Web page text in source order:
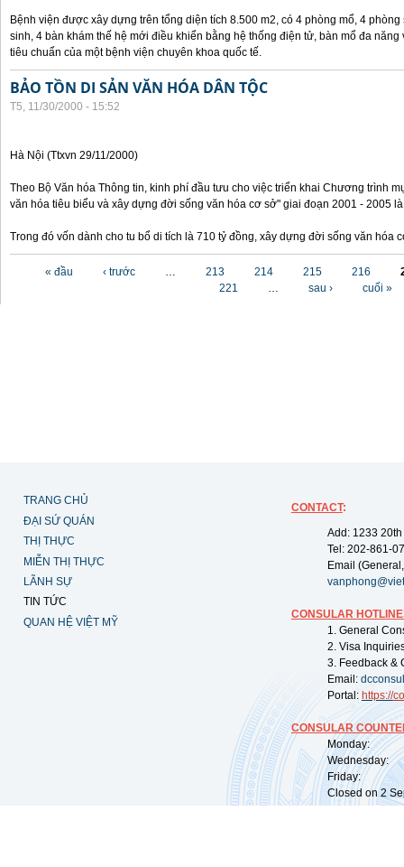
Bệnh viện được xây dựng trên tổng diện tích 8.500 m2, có 4 phòng mổ, 4
sinh, 4 bàn khám thế hệ mới điều khiển bằng hệ thống điện tử, bàn mổ đa
tiêu chuẩn của một bệnh viện chuyên khoa quốc tế.
BẢO TỒN DI SẢN VĂN HÓA DÂN TỘC
T5, 11/30/2000 - 15:52
Hà Nội (Ttxvn 29/11/2000)
Theo Bộ Văn hóa Thông tin, kinh phí đầu tưu cho việc triển khai Chương trình
văn hóa tiêu biểu và xây dựng đời sống văn hóa cơ sở" giai đoạn 2001 - 2005
Trong đó vốn dành cho tu bổ di tích là 710 tỷ đồng, xây dựng đời sống văn hóa
« đầu ‹ trước … 213 214 215 216
221
… sau › cuối »
TRANG CHỦ
ĐẠI SỨ QUÁN
THỊ THỰC
MIỄN THỊ THỰC
LÃNH SỰ
TIN TỨC
QUAN HỆ VIỆT MỸ
CONTACT:
Add: 1233
Tel: 202-861-
Email
CONSULAR
1. General
2. Visa
3. Feedback &
Email:
Portal: https://
CONSULAR
Monday:
Wednesday:
Friday:
Closed on 2